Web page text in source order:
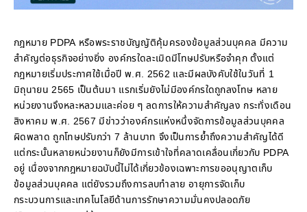
กฎหมาย PDPA หรือพระราชบัญญัติคุ้มครองข้อมูลส่วนบุคคล มีความ
สำคัญต่อธุรกิจอย่างยิ่ง องค์กรใดละเมิดมีโทษปรับหรือจำคุก ตั้งแต่
กฎหมายเริ่มประกาศใช้เมื่อปี พ.ศ. 2562 และมีผลบังคับใช้ในวันที่ 1
มิถุนายน 2565 เป็นต้นมา แรกเริ่มยังไม่มีองค์กรใดถูกลงโทษ หลาย
หน่วยงานจึงหละหลวมและค่อย ๆ ลดการให้ความสำคัญลง กระทั่งเดือน
สิงหาคม พ.ศ. 2567 มีข่าวว่าองค์กรแห่งหนึ่งจัดการข้อมูลส่วนบุคคล
ผิดพลาด ถูกโทษปรับกว่า 7 ล้านบาท จึงเป็นการย้ำถึงความสำคัญได้ดี
แต่กระนั้นหลายหน่วยงานก็ยังมีการเข้าใจที่คลาดเคลื่อนเกี่ยวกับ PDPA
อยู่ เนื่องจากกฎหมายฉบับนี้ไม่ได้เกี่ยวข้องเฉพาะการขออนุญาตเก็บ
ข้อมูลส่วนบุคคล แต่ยังรวมถึงการลบทำลาย อายุการจัดเก็บ
กระบวนการและเทคโนโลยีด้านการรักษาความมั่นคงปลอดภัย